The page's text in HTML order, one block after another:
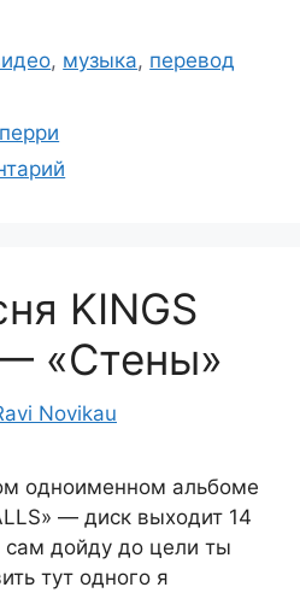
, музыка, перевод
KINGS
«Стены»
Novikau
одноименном альбоме
— диск выходит 14
дойду до цели ты
тут одного я